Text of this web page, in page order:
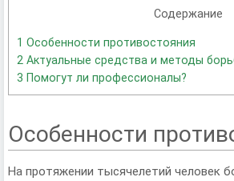
Содержание
1 Особенности противостояния
2 Актуальные средства и методы
3 Помогут ли профессионалы?
Особенности
На протяжении тысячелетий человек